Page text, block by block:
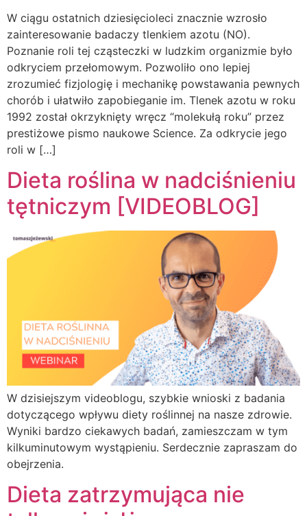
W ciągu ostatnich dziesięcioleci znacznie wzrosło
zainteresowanie badaczy tlenkiem azotu (NO).
Poznanie roli tej cząsteczki w ludzkim organizmie było
odkryciem przełomowym. Pozwoliło ono lepiej
zrozumieć fizjologię i mechanikę powstawania pewnych
chorób i ułatwiło zapobieganie im. Tlenek azotu w roku
1992 został okrzyknięty wręcz “molekułą roku” przez
prestiżowe pismo naukowe Science. Za odkrycie jego
roli w […]
Dieta roślina w nadciśnieniu
tętniczym [VIDEOBLOG]
W dzisiejszym videoblogu, szybkie wnioski z badania
dotyczącego wpływu diety roślinnej na nasze zdrowie.
Wyniki bardzo ciekawych badań, zamieszczam w tym
kilkuminutowym wystąpieniu. Serdecznie zapraszam do
obejrzenia.
Dieta zatrzymująca nie